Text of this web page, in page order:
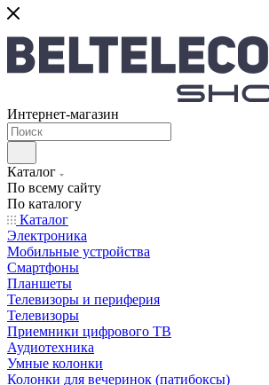
Интернет-магазин
Каталог
По всему сайту
По каталогу
Каталог
Электроника
Мобильные устройства
Смартфоны
Планшеты
Телевизоры и периферия
Телевизоры
Приемники цифрового ТВ
Аудиотехника
Умные колонки
Колонки для вечеринок (патибоксы)